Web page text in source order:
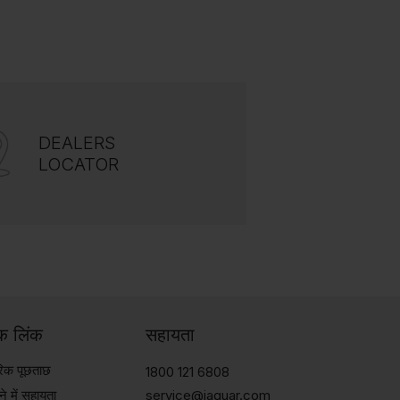
DEALERS
LOCATOR
लिंक
पूछताछ
में सहायता
सहायता
1800 121 6808
service@jaquar.com